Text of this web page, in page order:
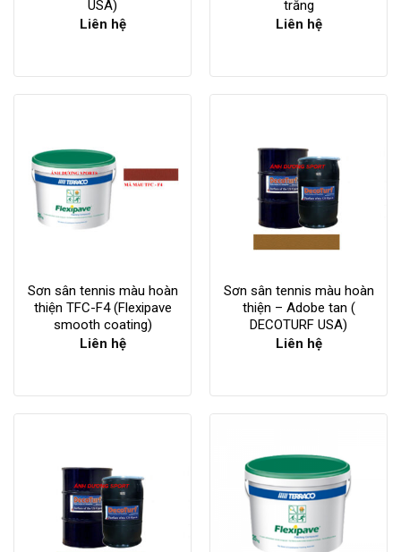
USA)
Liên hệ
trắng
Liên hệ
Sơn sân tennis màu hoàn
thiện TFC-F4 (Flexipave
smooth coating)
Liên hệ
Sơn sân tennis màu hoàn
thiện – Adobe tan (
DECOTURF USA)
Liên hệ